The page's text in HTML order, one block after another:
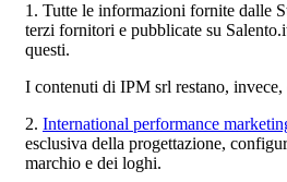
1. Tutte le informazioni fornite dalle
terzi fornitori e pubblicate su
questi.
I contenuti di IPM srl restano, invece,
2. International performance
esclusiva della progettazione,
marchio e dei loghi.